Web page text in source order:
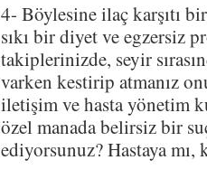
4- Böylesine ilaç karşıtı
sıkı bir diyet ve egzersiz
takiplerinizde, seyir
varken kestirip atmanız
iletişim ve hasta yönetim
özel manada belirsiz bir
ediyorsunuz? Hastaya mı,